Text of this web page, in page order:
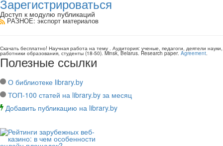
Зарегистрироваться
Доступ к модулю публикаций
РАЗНОЕ: экспорт материалов
Скачать бесплатно! Научная работа на тему . Аудитория: ученые, педагоги, деятели науки,
работники образования, студенты (18-50). Minsk, Belarus. Research paper. Agreement.
Полезные ссылки
О библиотеке library.by
ТОП-100 статей на library.by за месяц
Добавить публикацию на library.by